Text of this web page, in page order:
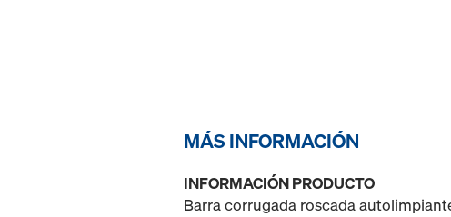
MÁS INFORMACIÓN
INFORMACIÓN PRODUCTO
Barra corrugada roscada